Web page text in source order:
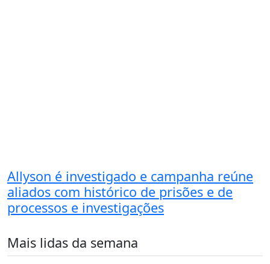
Allyson é investigado e campanha reúne
aliados com histórico de prisões e de
processos e investigações
Mais lidas da semana